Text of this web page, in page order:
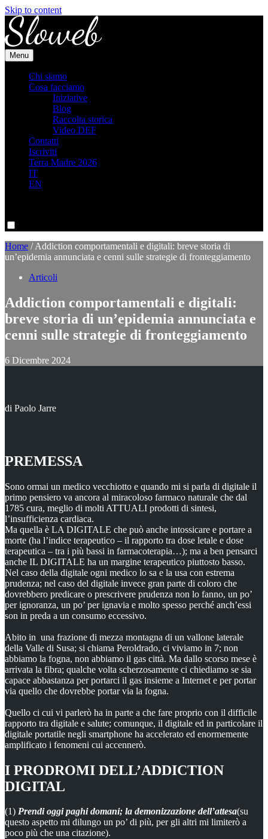
Skip to content
Menu
Chi siamo
Cosa facciamo
Iniziative
Blog
Raccolta storica
Video DEF
Contatti
Iscriviti
Terra Madre 2026
IT
EN
Home /Addiction comportamentali e digitali: breve storia di
un’epidemia annunciata e cenni sulle strategie di fronteggiamento
Articoli
Addiction comportamentali e digitali:
breve storia di un’epidemia annunciata e
cenni sulle strategie di fronteggiamento
6 Dicembre 2024
di Paolo Jarre
PREMESSA
Sono ormai un medico vecchiotto e quando mi si parla di digitale il
primo pensiero va ancora al miracoloso farmaco naturale che dal
1785 cura, meglio di molti ATTUALI prodotti di sintesi,
l’insufficienza cardiaca.
Ma quella è LA DIGITALE che può anche intossicare e portare a
morte (ha l’indice terapeutico – il rapporto tra dose letale e dose
terapeutica – tra i più bassi in farmacoterapia…); ma a ben pensarci
anche IL DIGITALE ha un margine terapeutico piuttosto basso.
Nel caso della digitale ogni medico lo sa e la usa con estrema
prudenza; nel caso del digitale invece gran parte di coloro che
dovrebbero predicare o prescrivere prudenza non lo fanno, un po’
per ignoranza, un po’ per ignavia e molto spesso perché anch’essi
son in preda a un consumo eccessivo.
Abito in una frazione di mezza montagna di un vallone laterale
della Valle di Susa; si chiama Peroldrado, ci viviamo in 7; non
abbiamo la fogna, non abbiamo il gas città. Ma dallo scorso mese è
arrivata la fibra; qualche volta scherzosamente ci chiediamo se sia
capace abbastanza per portarci il gas insieme a Internet e per portar
via quello che dovrebbe portar via la fogna.
Quello ci cui vi parlerò ha in parte a che fare proprio con il difficile
rapporto tra digitale e salute; comunque, il digitale ed in particolare il
digitale portatile negli smartphone ha accelerato ed enormemente
amplificato i fenomeni cui accennerò.
I PRODROMI DELL’ADDICTION
DIGITAL
(1) Prendi oggi paghi domani; la demonizzazione dell’attesa(su
questo aspetto mi dilungo un po’ di più, per gli altri mi limiterò a
poco più che una citazione).